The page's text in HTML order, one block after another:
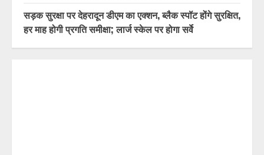
सड़क सुरक्षा पर देहरादून डीएम का एक्शन, ब्लैक स्पॉट होंगे सुरक्षित,
हर माह होगी प्रगति समीक्षा; लार्ज स्केल पर होगा सर्वे